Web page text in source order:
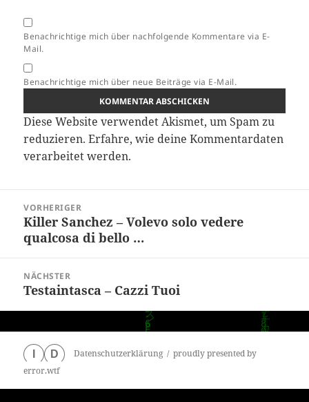
Benachrichtige mich über nachfolgende Kommentare via E-
Mail.
Benachrichtige mich über neue Beiträge via E-Mail.
Diese Website verwendet Akismet, um Spam zu
reduzieren.Erfahre, wie deine Kommentardaten
verarbeitet werden.
VORHERIGER
Vorheriger
Beitrag:
Killer Sanchez – Volevo solo vedere
qualcosa di bello …
NÄCHSTER
Nächster
Beitrag:
Testaintasca – Cazzi Tuoi
D Datenschutzerklärung
proudly presented by
error.wtf